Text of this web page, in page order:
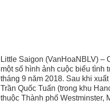
Little Saigon (VanHoaNBLV)
một số hình ảnh cuộc biểu tình
tháng 9 năm 2018. Sau khi
Trần Quốc Tuấn (trong khu
thuộc Thành phố Westminster,